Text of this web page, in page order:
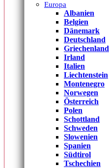
Europa
Albanien
Belgien
Dänemark
Deutschland
Griechenland
Irland
Italien
Liechtenstein
Montenegro
Norwegen
Österreich
Polen
Schottland
Schweden
Slowenien
Spanien
Südtirol
Tschechien